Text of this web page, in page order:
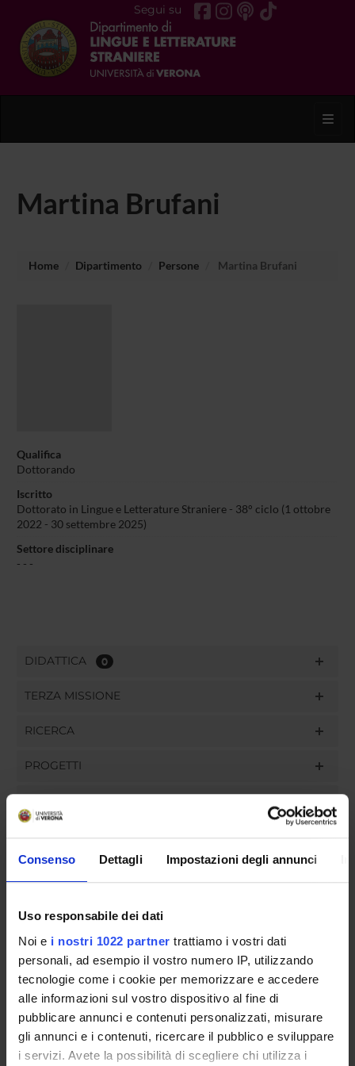
Consenso Dettagli Impostazioni degli annunci
Uso responsabile dei dati
Noi e i nostri 1022 partner trattiamo i vostri dati
personali, ad esempio il vostro numero IP, utilizzando
tecnologie come i cookie per memorizzare e accedere
alle informazioni sul vostro dispositivo al fine di
pubblicare annunci e contenuti personalizzati, misurare
gli annunci e i contenuti, ricercare il pubblico e sviluppare
i servizi. Avete la possibilità di scegliere chi utilizza i
Segui su
Martina Brufani
Home Dipartimento Persone Martina Brufani
Qualifica
Dottorando
Iscritto
Dottorato in Lingue e Letterature Straniere - 38° ciclo (1 ottobre
2022 - 30 settembre 2025)
Settore disciplinare
- - -
DIDATTICA 0
TERZA MISSIONE
RICERCA
PROGETTI
ORGANIZZAZIONE
GOVERNANCE
COMMISSIONI
UFFICI E STRUTTURE DI SERVIZIO
SERVIZI DI SEGRETERIA STUDENTI